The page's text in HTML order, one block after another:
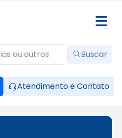
Atendimento e Contato
Buscar